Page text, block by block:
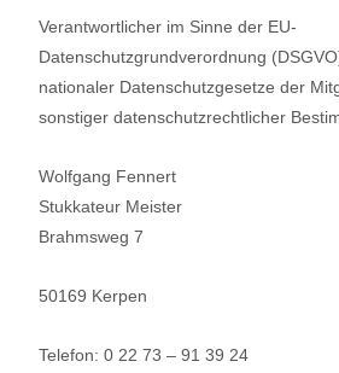
Verantwortlicher im Sinne der EU-
Datenschutzgrundverordnung
nationaler Daten­schutzgesetze der
sonstiger datenschutzrechtlicher
Wolfgang Fennert
Stukkateur Meister
Brahmsweg 7
50169 Kerpen
Telefon: 0 22 73 – 91 39 24